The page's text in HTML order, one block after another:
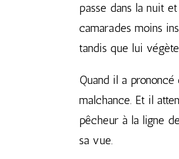
passe dans la nuit
camarades moins
tandis que lui
Quand il a
malchance. Et il
pêcheur à la ligne
sa vue.